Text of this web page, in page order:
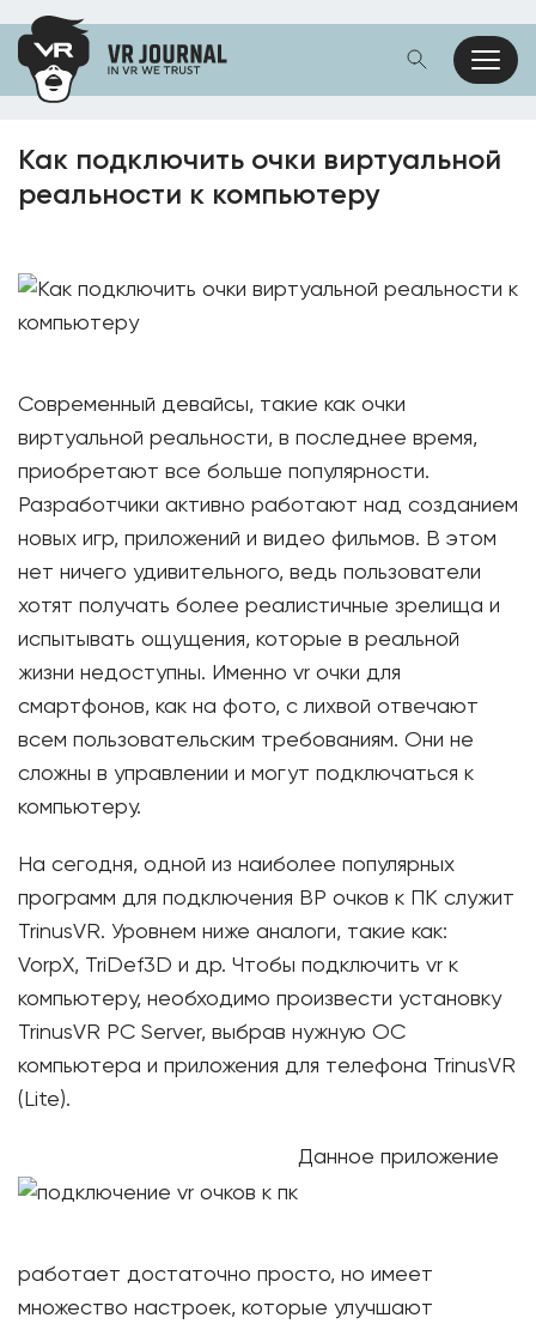
Как подключить очки виртуальной
реальности к компьютеру
Современный девайсы, такие как очки
виртуальной реальности, в последнее время,
приобретают все больше популярности.
Разработчики активно работают над созданием
новых игр, приложений и видео фильмов. В этом
нет ничего удивительного, ведь пользователи
хотят получать более реалистичные зрелища и
испытывать ощущения, которые в реальной
жизни недоступны. Именно vr очки для
смартфонов, как на фото, с лихвой отвечают
всем пользовательским требованиям. Они не
сложны в управлении и могут подключаться к
компьютеру.
На сегодня, одной из наиболее популярных
программ для подключения ВР очков к ПК служит
TrinusVR. Уровнем ниже аналоги, такие как:
VorpX, TriDef3D и др. Чтобы подключить vr к
компьютеру, необходимо произвести установку
TrinusVR PC Server, выбрав нужную ОС
компьютера и приложения для телефона TrinusVR
(Lite).
Данное приложение
работает достаточно просто, но имеет
множество настроек, которые улучшают